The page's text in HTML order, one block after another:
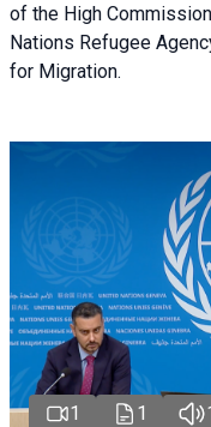
of the High
Nations Refugee
for Migration.
1 1